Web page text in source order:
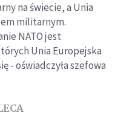
na świecie, a Unia
militarnym.
NATO jest
Unia Europejska
- oświadczyła szefowa